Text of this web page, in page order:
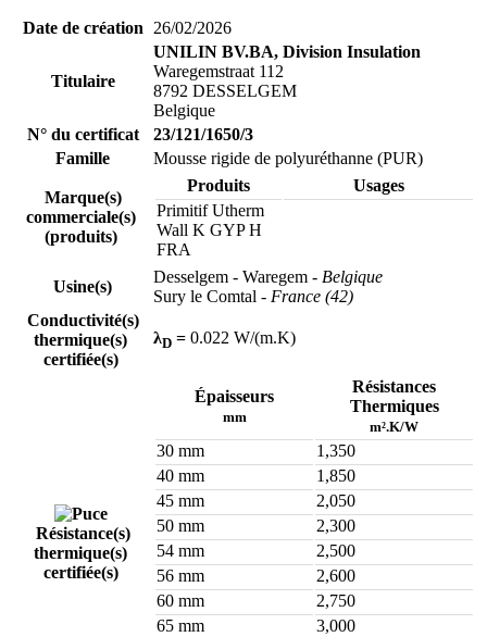
Date de création 26/02/2026
Titulaire
UNILIN BV.BA, Division Insulation
Waregemstraat 112
8792 DESSELGEM
Belgique
N° du certificat
23/121/1650/3
Famille
Mousse rigide de polyuréthanne (PUR)
Marque(s)
commerciale(s)
(produits)
Produits
Usages
Primitif Utherm
Wall K GYP H
FRA
Usine(s)
Desselgem - Waregem - Belgique
Sury le Comtal - France (42)
Conductivité(s)
thermique(s)
certifiée(s)
λD = 0.022 W/(m.K)
Résistance(s)
thermique(s)
certifiée(s)
Épaisseurs
mm
Résistances
Thermiques
m².K/W
30 mm
1,350
40 mm
1,850
45 mm
2,050
50 mm
2,300
54 mm
2,500
56 mm
2,600
60 mm
2,750
65 mm
3,000